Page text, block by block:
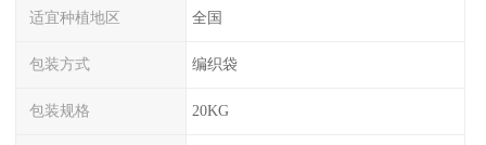
适宜种植地区 全国
包装方式 编织袋
包装规格 20KG